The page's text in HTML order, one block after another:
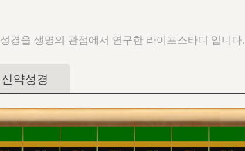
성경을 생명의 관점에서 연구한 라이프스타디 입니다.
신약성경